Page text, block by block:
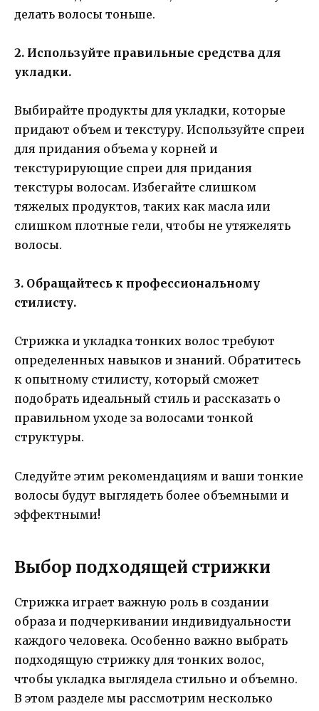
делать волосы тоньше.
2. Используйте правильные средства для
укладки.
Выбирайте продукты для укладки, которые
придают объем и текстуру. Используйте спреи
для придания объема у корней и
текстурирующие спреи для придания
текстуры волосам. Избегайте слишком
тяжелых продуктов, таких как масла или
слишком плотные гели, чтобы не утяжелять
волосы.
3. Обращайтесь к профессиональному
стилисту.
Стрижка и укладка тонких волос требуют
определенных навыков и знаний. Обратитесь
к опытному стилисту, который сможет
подобрать идеальный стиль и рассказать о
правильном уходе за волосами тонкой
структуры.
Следуйте этим рекомендациям и ваши тонкие
волосы будут выглядеть более объемными и
эффектными!
Выбор подходящей стрижки
Стрижка играет важную роль в создании
образа и подчеркивании индивидуальности
каждого человека. Особенно важно выбрать
подходящую стрижку для тонких волос,
чтобы укладка выглядела стильно и объемно.
В этом разделе мы рассмотрим несколько